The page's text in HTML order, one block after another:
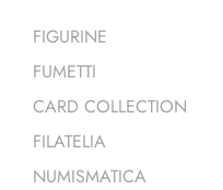
FIGURINE
FUMETTI
CARD COLLECTION
FILATELIA
NUMISMATICA